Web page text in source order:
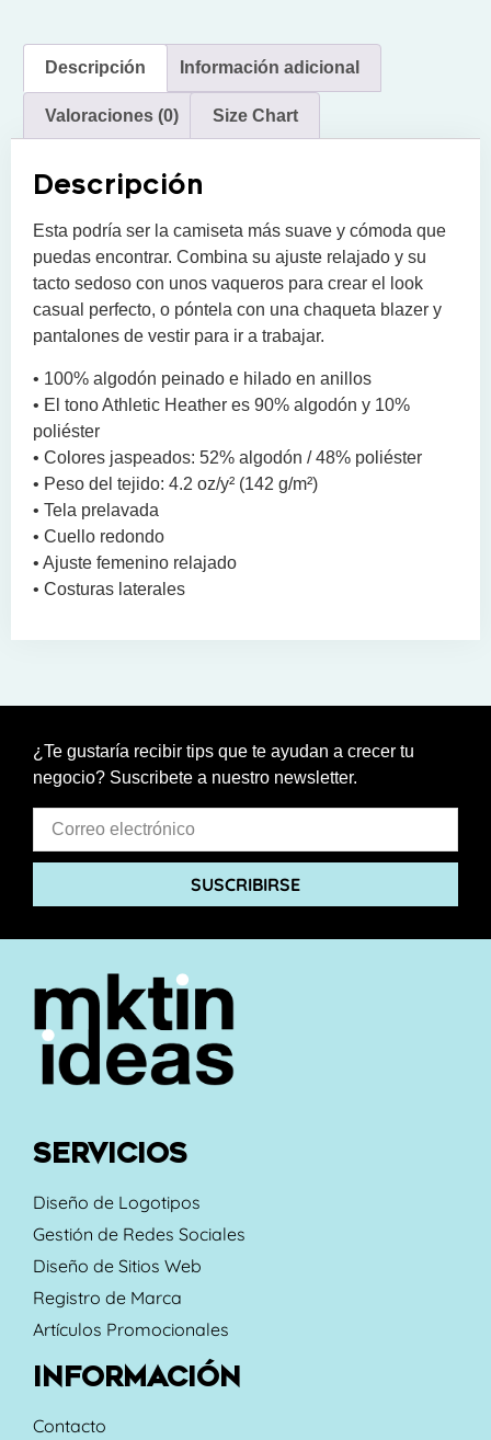
Descripción Información adicional
Valoraciones (0) Size Chart
Descripción
Esta podría ser la camiseta más suave y cómoda que
puedas encontrar. Combina su ajuste relajado y su
tacto sedoso con unos vaqueros para crear el look
casual perfecto, o póntela con una chaqueta blazer y
pantalones de vestir para ir a trabajar.
• 100% algodón peinado e hilado en anillos
• El tono Athletic Heather es 90% algodón y 10%
poliéster
• Colores jaspeados: 52% algodón / 48% poliéster
• Peso del tejido: 4.2 oz/y² (142 g/m²)
• Tela prelavada
• Cuello redondo
• Ajuste femenino relajado
• Costuras laterales
¿Te gustaría recibir tips que te ayudan a crecer tu
negocio? Suscribete a nuestro newsletter.
SUSCRIBIRSE
SERVICIOS
Diseño de Logotipos
Gestión de Redes Sociales
Diseño de Sitios Web
Registro de Marca
Artículos Promocionales
INFORMACIÓN
Contacto